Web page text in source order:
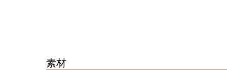
素材